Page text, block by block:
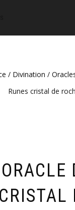
/ Divination /
Runes cristal de